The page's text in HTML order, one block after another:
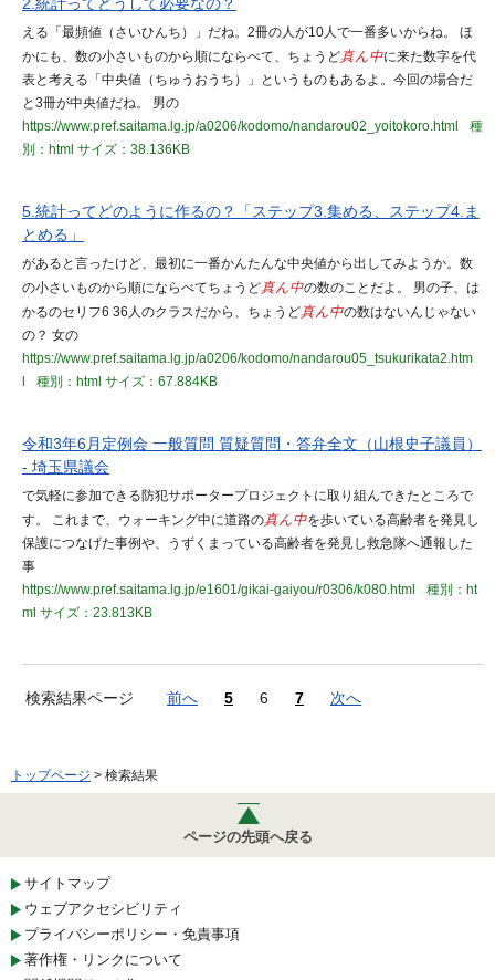
える「最頻値（さいひんち）」だね。2冊の人が10人で一番多いからね。 ほ
かにも、数の小さいものから順にならべて、ちょうど真ん中に来た数字を代
表と考える「中央値（ちゅうおうち）」というものもあるよ。今回の場合だ
と3冊が中央値だね。 男の
https://www.pref.saitama.lg.jp/a0206/kodomo/nandarou02_yoitokoro.html
種
別：html サイズ：38.136KB
5.統計ってどのように作るの？「ステップ3.集める、ステップ4.ま
とめる」
があると言ったけど、最初に一番かんたんな中央値から出してみようか。数
の小さいものから順にならべてちょうど真ん中の数のことだよ。 男の子、は
かるのセリフ6 36人のクラスだから、ちょうど真ん中の数はないんじゃない
の？ 女の
https://www.pref.saitama.lg.jp/a0206/kodomo/nandarou05_tsukurikata2.htm
種別：html サイズ：67.884KB
令和3年6月定例会 一般質問 質疑質問・答弁全文（山根史子議員）
- 埼玉県議会
で気軽に参加できる防犯サポータープロジェクトに取り組んできたところで
す。 これまで、ウォーキング中に道路の真ん中を歩いている高齢者を発見し
保護につなげた事例や、うずくまっている高齢者を発見し救急隊へ通報した
事
https://www.pref.saitama.lg.jp/e1601/gikai-gaiyou/r0306/k080.html
種別：ht
ml サイズ：23.813KB
検索結果ページ 前へ 5 6 7 次へ
トップページ > 検索結果
ページの先頭へ戻る
サイトマップ
ウェブアクセシビリティ
プライバシーポリシー・免責事項
著作権・リンクについて